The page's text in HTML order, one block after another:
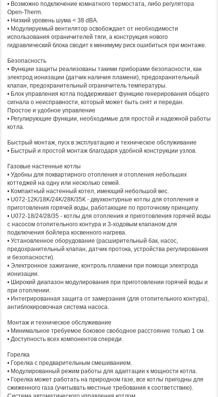
• Возможно подключение комнатного термостата, либо регулятора
Open-Therm.
• Низкий уровень шума < 38 dBA.
• Модулируемый вентилятор освобождает от необходимости
использования ограничителей тяги, а конструкция нового
гидравлический блока сводит к минимуму риск ошибиться при монтаже.
Безопасность
• Функции защиты реализованы такими приборами безопасности, как
электрод ионизации (датчик наличия пламени), предохранительный
клапан, предохранительный ограничитель температуры.
• Блок управления котла поддерживает функцию генерирования общего
сигнала о неисправности, который может быть снят и передан.
Простое и удобное управление
• Регулирующие функции, необходимые для простой и надежной работы
котла.
Быстрый монтаж, пуск в эксплуатацию и техническое обслуживание
• Быстрый и простой монтаж благодаря удобной конструкции узлов.
Газовые настенные котлы
• Удобны для поквартирного отопления и отопления небольших
коттеджей на одну или несколько семей.
• Компактный настенный котел, имеющий небольшой вес.
• U072-12K/18K/24K/28К/35К - двухконтурные котлы для отопления и
приготовления горячей воды, работающие по проточному принципу.
• U072-18/24/28/35 - котлы для отопления и приготовления горячей воды
с насосом отопительного контура и 3-ходовым клапаном для
подключения бойлера косвенного нагрева.
• Установленное оборудование (расширительный бак, насос,
предохранительный клапан, датчик протока, устройства регулирования
и безопасности).
• Электронное зажигание, контроль пламени при помощи электрода
ионизации.
• Широкий диапазон модулирования при приготовлении горячей воды и
при отоплении.
• Интегрированная защита от замерзания (для отопительного контура),
антиблокировочная система насоса.
Монтаж и техническое обслуживание
• Минимальное требуемое боковое свободное расстояние только 1 см.
• Доступность всех компонентов спереди.
Горелка
• Горелка с предварительным смешиванием.
• Модулированный режим работы для адаптации к мощности котла.
• Горелка может работать на природном газе, все котлы пригодны для
сжиженного газа (учитывать местные требования к соответствию).